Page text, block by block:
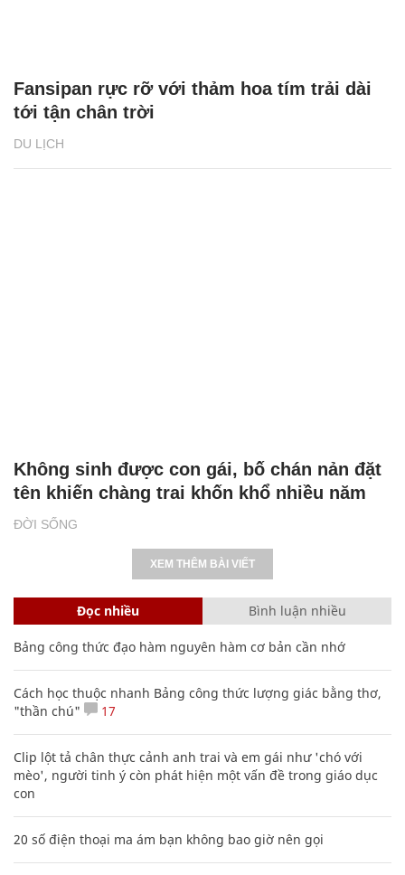
DU LỊCH
Fansipan rực rỡ với thảm hoa tím trải dài
tới tận chân trời
ĐỜI SỐNG
Không sinh được con gái, bố chán nản đặt
tên khiến chàng trai khốn khổ nhiều năm
XEM THÊM BÀI VIẾT
Đọc nhiều Bình luận nhiều
Bảng công thức đạo hàm nguyên hàm cơ bản cần nhớ
Cách học thuộc nhanh Bảng công thức lượng giác bằng thơ,
"thần chú"
17
Clip lột tả chân thực cảnh anh trai và em gái như 'chó với
mèo', người tinh ý còn phát hiện một vấn đề trong giáo dục
con
20 số điện thoại ma ám bạn không bao giờ nên gọi